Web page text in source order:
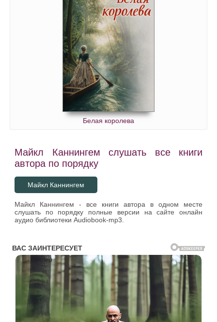
Белая королева
Майкл Каннингем слушать все книги
автора по порядку
Майкл Каннингем
Майкл Каннингем - все книги автора в одном месте
слушать по порядку полные версии на сайте онлайн
аудио библиотеки Audiobook-mp3.